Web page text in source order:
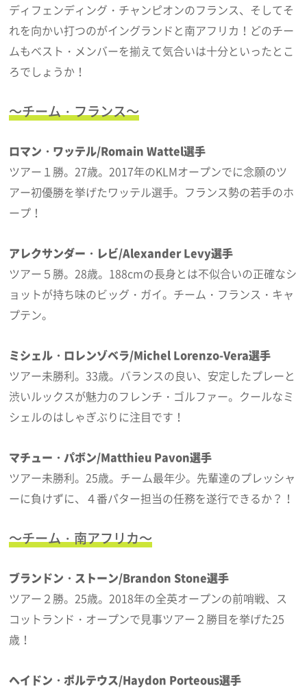
ディフェンディング・チャンピオンのフランス、そしてそ
れを向かい打つのがイングランドと南アフリカ！どのチー
ムもベスト・メンバーを揃えて気合いは十分といったとこ
ろでしょうか！
～チーム・フランス～
ロマン・ワッテル/Romain Wattel選手
ツアー１勝。27歳。2017年のKLMオープンでに念願のツ
アー初優勝を挙げたワッテル選手。フランス勢の若手のホ
ープ！
アレクサンダー・レビ/Alexander Levy選手
ツアー５勝。28歳。188cmの長身とは不似合いの正確なシ
ョットが持ち味のビッグ・ガイ。チーム・フランス・キャ
プテン。
ミシェル・ロレンゾベラ/Michel Lorenzo-Vera選手
ツアー未勝利。33歳。バランスの良い、安定したプレーと
渋いルックスが魅力のフレンチ・ゴルファー。クールなミ
シェルのはしゃぎぶりに注目です！
マチュー・パボン/Matthieu Pavon選手
ツアー未勝利。25歳。チーム最年少。先輩達のプレッシャ
ーに負けずに、４番パター担当の任務を遂行できるか？！
～チーム・南アフリカ～
ブランドン・ストーン/Brandon Stone選手
ツアー２勝。25歳。2018年の全英オープンの前哨戦、ス
コットランド・オープンで見事ツアー２勝目を挙げた25
歳！
ヘイドン・ポルテウス/Haydon Porteous選手